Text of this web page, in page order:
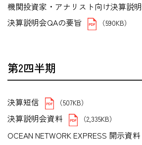
機関投資家・アナリスト向け決算説
決算説明会QAの要旨
（590KB）
第2四半期
決算短信 （507KB）
決算説明会資料 （2,335KB）
OCEAN NETWORK EXPRESS 開示資料